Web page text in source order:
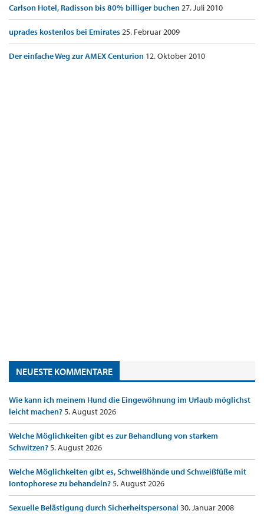
Carlson Hotel, Radisson bis 80% billiger buchen27. Juli 2010
uprades kostenlos bei Emirates25. Februar 2009
Der einfache Weg zur AMEX Centurion 12. Oktober 2010
NEUESTE KOMMENTARE
Wie kann ich meinem Hund die Eingewöhnung im Urlaub möglichst
leicht machen?5. August 2026
Welche Möglichkeiten gibt es zur Behandlung von starkem
Schwitzen?5. August 2026
Welche Möglichkeiten gibt es, Schweißhände und Schweißfüße mit
Iontophorese zu behandeln?5. August 2026
Sexuelle Belästigung durch Sicherheitspersonal 30. Januar 2008